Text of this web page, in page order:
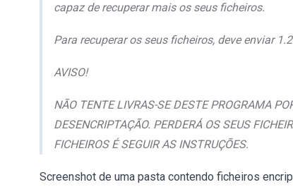
capaz de recuperar mais os seus ficheiros.
Para recuperar os seus ficheiros, deve enviar
AVISO!
NÃO TENTE LIVRAS-SE DESTE PROGRAMA
DESENCRIPTAÇÃO. PERDERÁ OS SEUS
FICHEIROS É SEGUIR AS INSTRUÇÕES.
Screenshot de uma pasta contendo ficheiros